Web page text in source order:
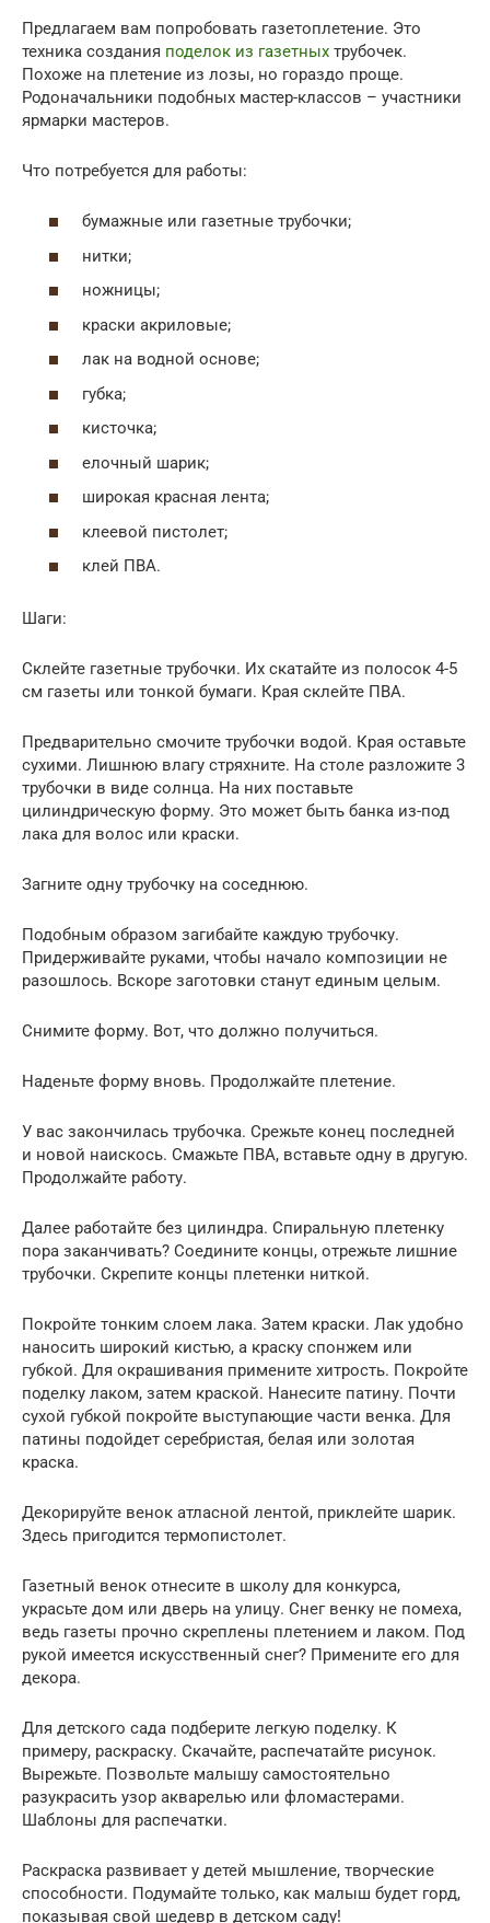
Предлагаем вам попробовать газетоплетение. Это
техника создания поделок из газетных трубочек.
Похоже на плетение из лозы, но гораздо проще.
Родоначальники подобных мастер-классов – участники
ярмарки мастеров.
Что потребуется для работы:
бумажные или газетные трубочки;
нитки;
ножницы;
краски акриловые;
лак на водной основе;
губка;
кисточка;
елочный шарик;
широкая красная лента;
клеевой пистолет;
клей ПВА.
Шаги:
Склейте газетные трубочки. Их скатайте из полосок 4-5
см газеты или тонкой бумаги. Края склейте ПВА.
Предварительно смочите трубочки водой. Края оставьте
сухими. Лишнюю влагу стряхните. На столе разложите 3
трубочки в виде солнца. На них поставьте
цилиндрическую форму. Это может быть банка из-под
лака для волос или краски.
Загните одну трубочку на соседнюю.
Подобным образом загибайте каждую трубочку.
Придерживайте руками, чтобы начало композиции не
разошлось. Вскоре заготовки станут единым целым.
Снимите форму. Вот, что должно получиться.
Наденьте форму вновь. Продолжайте плетение.
У вас закончилась трубочка. Срежьте конец последней
и новой наискось. Смажьте ПВА, вставьте одну в другую.
Продолжайте работу.
Далее работайте без цилиндра. Спиральную плетенку
пора заканчивать? Соедините концы, отрежьте лишние
трубочки. Скрепите концы плетенки ниткой.
Покройте тонким слоем лака. Затем краски. Лак удобно
наносить широкий кистью, а краску спонжем или
губкой. Для окрашивания примените хитрость. Покройте
поделку лаком, затем краской. Нанесите патину. Почти
сухой губкой покройте выступающие части венка. Для
патины подойдет серебристая, белая или золотая
краска.
Декорируйте венок атласной лентой, приклейте шарик.
Здесь пригодится термопистолет.
Газетный венок отнесите в школу для конкурса,
украсьте дом или дверь на улицу. Снег венку не помеха,
ведь газеты прочно скреплены плетением и лаком. Под
рукой имеется искусственный снег? Примените его для
декора.
Для детского сада подберите легкую поделку. К
примеру, раскраску. Скачайте, распечатайте рисунок.
Вырежьте. Позвольте малышу самостоятельно
разукрасить узор акварелью или фломастерами.
Шаблоны для распечатки.
Раскраска развивает у детей мышление, творческие
способности. Подумайте только, как малыш будет горд,
показывая свой шедевр в детском саду!